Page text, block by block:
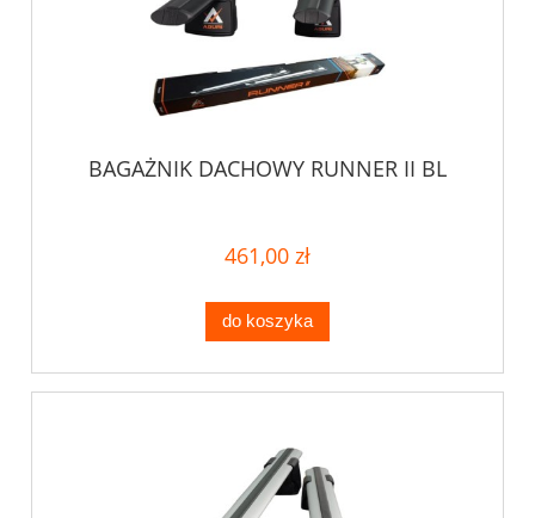
BAGAŻNIK DACHOWY RUNNER II BL
461,00 zł
do koszyka